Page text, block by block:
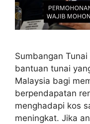
Sumbangan
bantuan tunai
Malaysia bagi
berpendapatan
menghadapi kos
meningkat. Jika